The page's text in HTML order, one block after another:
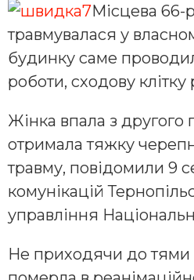
Місцева 66-
травмувалася у
будинку саме
роботи, сходову клітку
Жінка впала з другого
отримала тяжку
травму, повідомили 9
комунікацій
управління
Не приходячи до тями